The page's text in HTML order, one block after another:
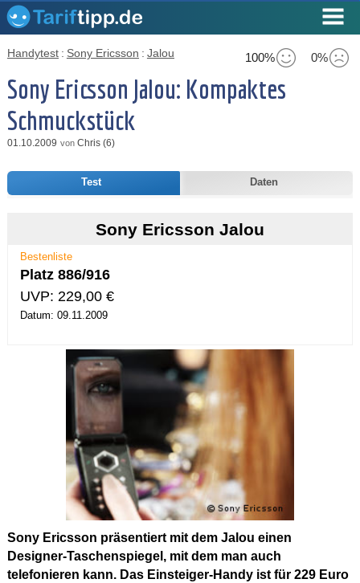
100% 0%
Handytest : Sony Ericsson : Jalou
Sony Ericsson Jalou: Kompaktes
Schmuckstück
01.10.2009 von Chris (6)
Test Daten
Sony Ericsson Jalou
Bestenliste
Platz 886/916
UVP: 229,00 €
Datum: 09.11.2009
Sony Ericsson präsentiert mit dem Jalou einen
Designer-Taschenspiegel, mit dem man auch
telefonieren kann. Das Einsteiger-Handy ist für 229 Euro